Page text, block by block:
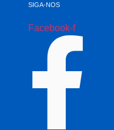
SIGA-NOS
Facebook-f